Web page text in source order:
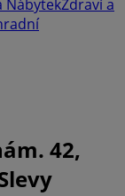
NábytekZdraví a
42,